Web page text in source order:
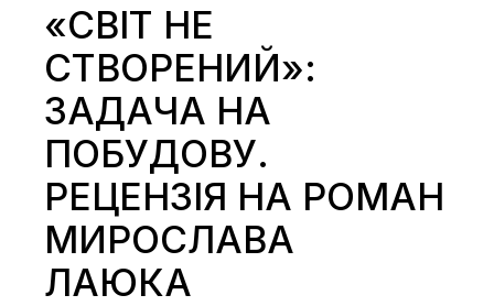
«СВІТ НЕ
СТВОРЕНИЙ»:
ЗАДАЧА НА
ПОБУДОВУ.
РЕЦЕНЗІЯ НА РОМАН
МИРОСЛАВА
ЛАЮКА